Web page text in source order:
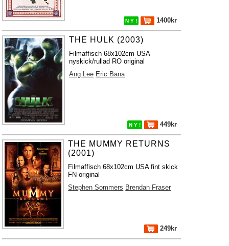
N Y ! 1400kr
THE HULK (2003)
Filmaffisch 68x102cm USA
nyskick/rullad RO original
Ang Lee Eric Bana
N Y ! 449kr
THE MUMMY RETURNS
(2001)
Filmaffisch 68x102cm USA fint skick
FN original
Stephen Sommers Brendan Fraser
249kr